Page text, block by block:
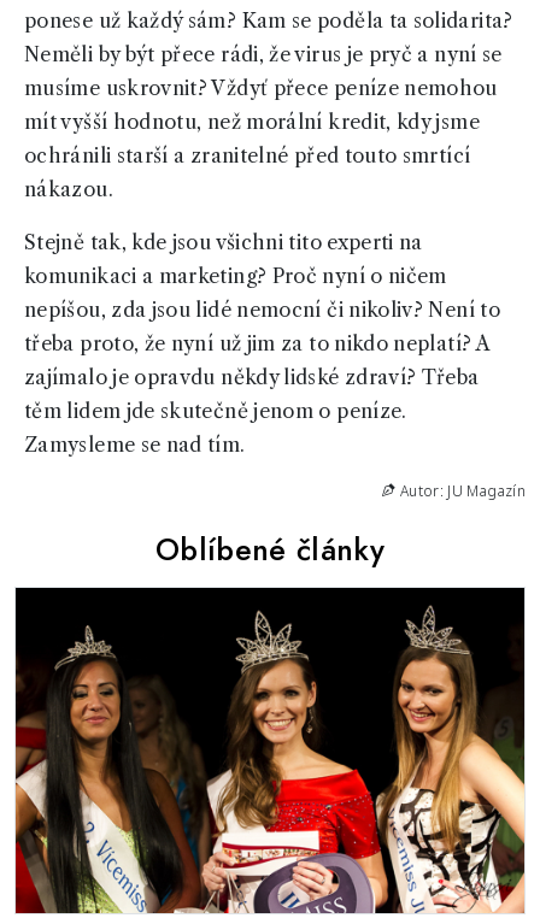
ponese už každý sám? Kam se poděla ta solidarita?
Neměli by být přece rádi, že virus je pryč a nyní se
musíme uskrovnit? Vždyť přece peníze nemohou
mít vyšší hodnotu, než morální kredit, kdy jsme
ochránili starší a zranitelné před touto smrtící
nákazou.
Stejně tak, kde jsou všichni tito experti na
komunikaci a marketing? Proč nyní o ničem
nepíšou, zda jsou lidé nemocní či nikoliv? Není to
třeba proto, že nyní už jim za to nikdo neplatí? A
zajímalo je opravdu někdy lidské zdraví? Třeba
těm lidem jde skutečně jenom o peníze.
Zamysleme se nad tím.
Autor: JU Magazín
Oblíbené články